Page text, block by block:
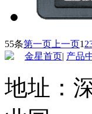
55条第一页 上一页1 2
金星首页| 产品
地址：